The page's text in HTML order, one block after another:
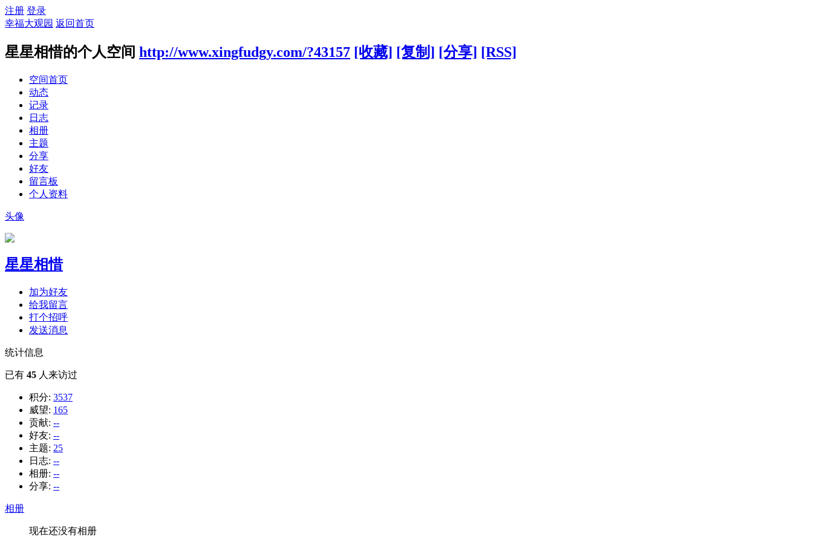
注册 登录
幸福大观园 返回首页
星星相惜的个人空间 http://www.xingfudgy.com/?43157 [收藏] [复制] [分享] [RSS]
空间首页
动态
记录
日志
相册
主题
分享
好友
留言板
个人资料
头像
星星相惜
加为好友
给我留言
打个招呼
发送消息
统计信息
已有 45 人来访过
积分: 3537
威望: 165
贡献: --
好友: --
主题: 25
日志: --
相册: --
分享: --
相册
现在还没有相册